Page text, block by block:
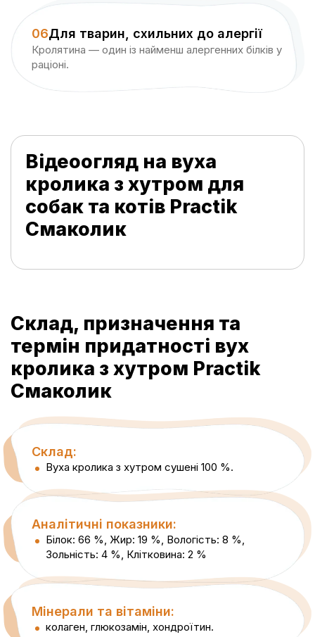
06Для тварин, схильних до алергії
Кролятина — один із найменш алергенних білків у
раціоні.
Відеоогляд на вуха
кролика з хутром для
собак та котів Practik
Смаколик
Склад, призначення та
термін придатності вух
кролика з хутром Practik
Смаколик
Склад:
Вуха кролика з хутром сушені 100 %.
Аналітичні показники:
Білок: 66 %, Жир: 19 %, Вологість: 8 %,
Зольність: 4 %, Клітковина: 2 %
Мінерали та вітаміни:
колаген, глюкозамін, хондроїтин.